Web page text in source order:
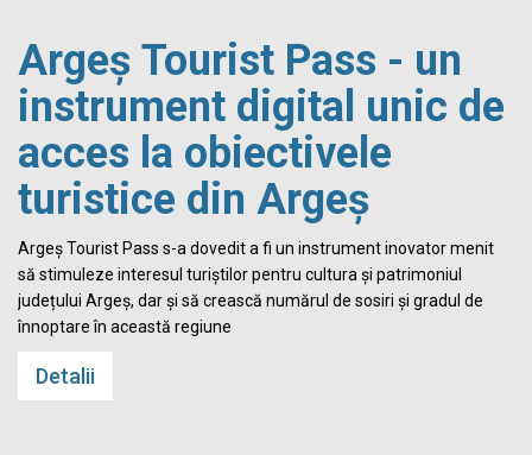
Argeș Tourist Pass - un
instrument digital unic de
acces la obiectivele
turistice din Argeș
Argeș Tourist Pass s-a dovedit a fi un instrument inovator menit
să stimuleze interesul turiștilor pentru cultura și patrimoniul
județului Argeș, dar și să crească numărul de sosiri și gradul de
înnoptare în această regiune
Detalii